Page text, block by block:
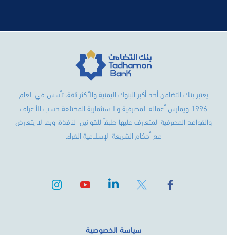
يعتبر بنك التضامن أحد أكبر البنوك اليمنية والأكثر ثقة. تأسس في العام
1996 ويمارس أعماله المصرفية والاستثمارية المختلفة حسب الأعراف
والقواعد المصرفية المتعارف عليها طبقاً للقوانين النافذة، وبما لا يتعارض
مع أحكام الشريعة الإسلامية الغراء.
سياسة الخصوصية